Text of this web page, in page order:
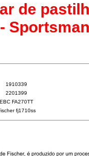
de
1910339
2201399
EBC FA270TT
fj1710ss